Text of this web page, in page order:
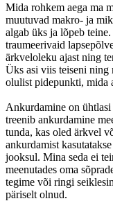
Mida rohkem aega ma
muutuvad makro- ja
algab üks ja lõpeb
traumeerivaid
ärkveloleku ajast ning
Üks asi viis teiseni ning
olulist pidepunkti, mida
Ankurdamine on
treenib ankurdamine
tunda, kas oled ärkvel
ankurdamist
jooksul. Mina seda ei
meenutades oma
tegime või ringi
päriselt olnud.